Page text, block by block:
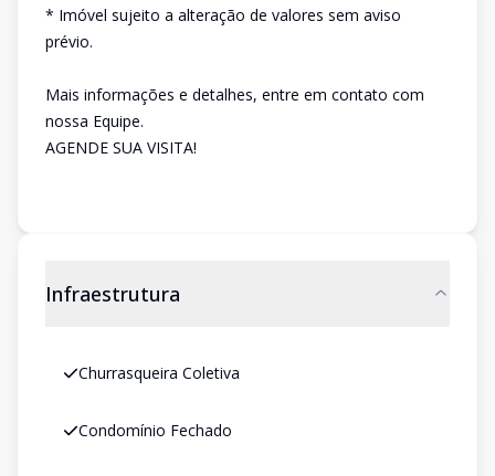
* Imóvel sujeito a alteração de valores sem aviso
prévio.
Mais informações e detalhes, entre em contato com
nossa Equipe.
AGENDE SUA VISITA!
Infraestrutura
Churrasqueira Coletiva
Condomínio Fechado